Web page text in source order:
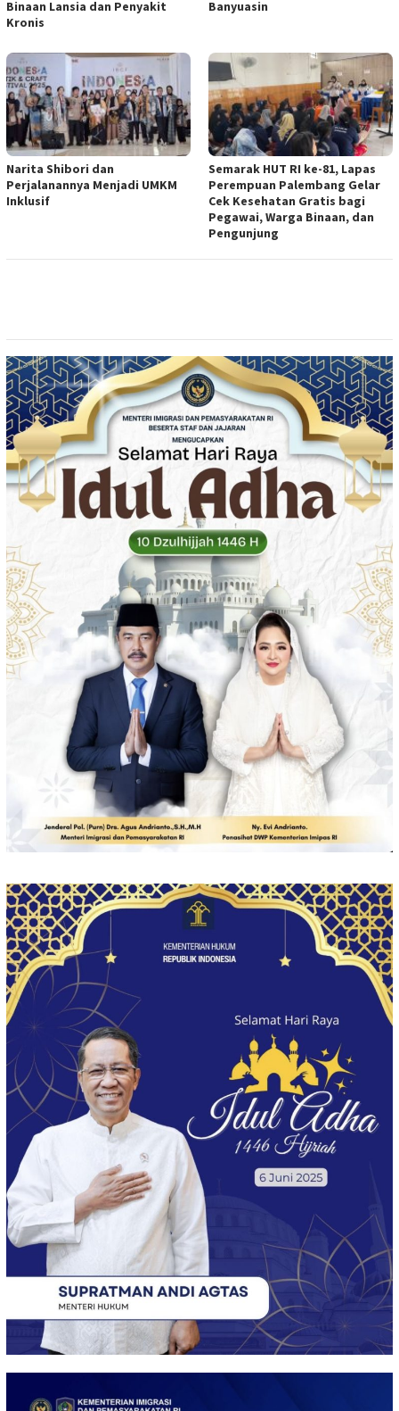
Binaan Lansia dan Penyakit
Kronis
Banyuasin
Narita Shibori dan
Perjalanannya Menjadi UMKM
Inklusif
Semarak HUT RI ke-81, Lapas
Perempuan Palembang Gelar
Cek Kesehatan Gratis bagi
Pegawai, Warga Binaan, dan
Pengunjung